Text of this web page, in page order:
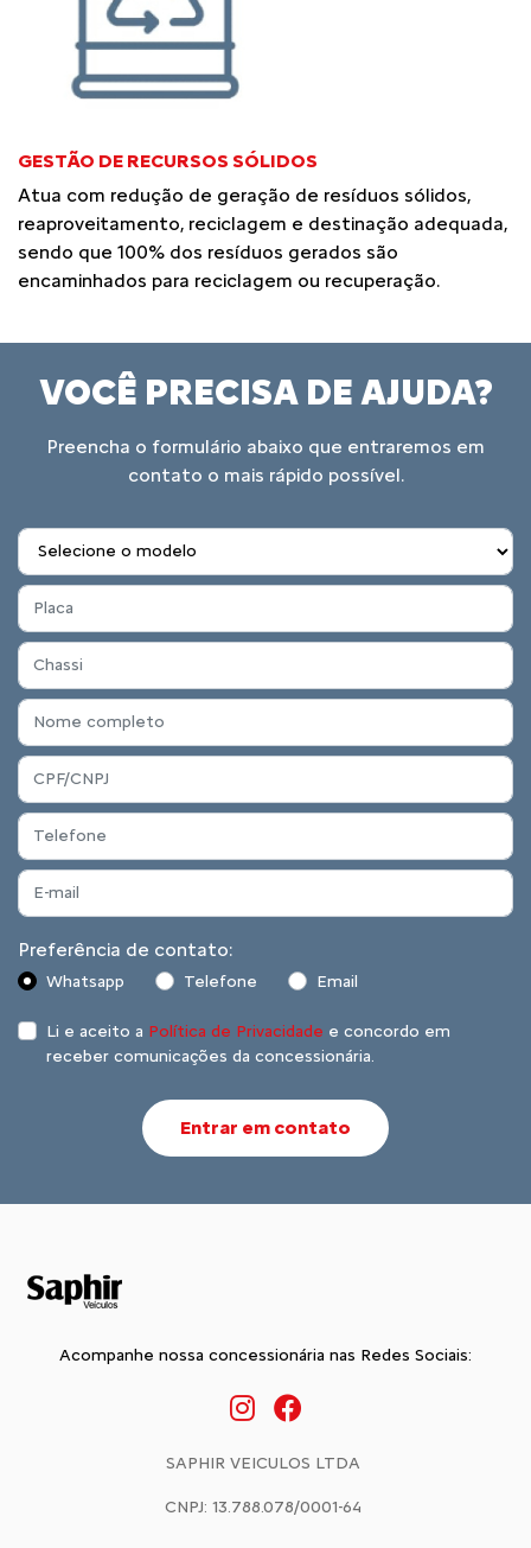
GESTÃO DE RECURSOS SÓLIDOS
Atua com redução de geração de resíduos sólidos,
reaproveitamento, reciclagem e destinação adequada,
sendo que 100% dos resíduos gerados são
encaminhados para reciclagem ou recuperação.
VOCÊ PRECISA DE AJUDA?
Preencha o formulário abaixo que entraremos em
contato o mais rápido possível.
Preferência de contato:
Whatsapp Telefone Email
Li e aceito a Política de Privacidade e concordo em
receber comunicações da concessionária.
Entrar em contato
Acompanhe nossa concessionária nas Redes Sociais:
SAPHIR VEICULOS LTDA
CNPJ: 13.788.078/0001-64